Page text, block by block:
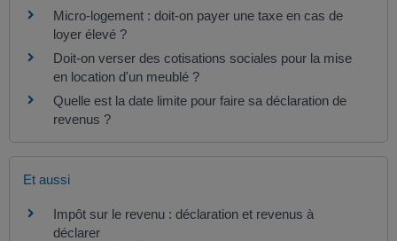
Micro-logement : doit-on payer une taxe en cas de
loyer élevé ?
Doit-on verser des cotisations sociales pour la mise
en location d'un meublé ?
Quelle est la date limite pour faire sa déclaration de
revenus ?
Et aussi
Impôt sur le revenu : déclaration et revenus à
déclarer